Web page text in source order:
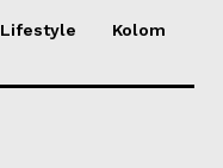
Lifestyle Kolom